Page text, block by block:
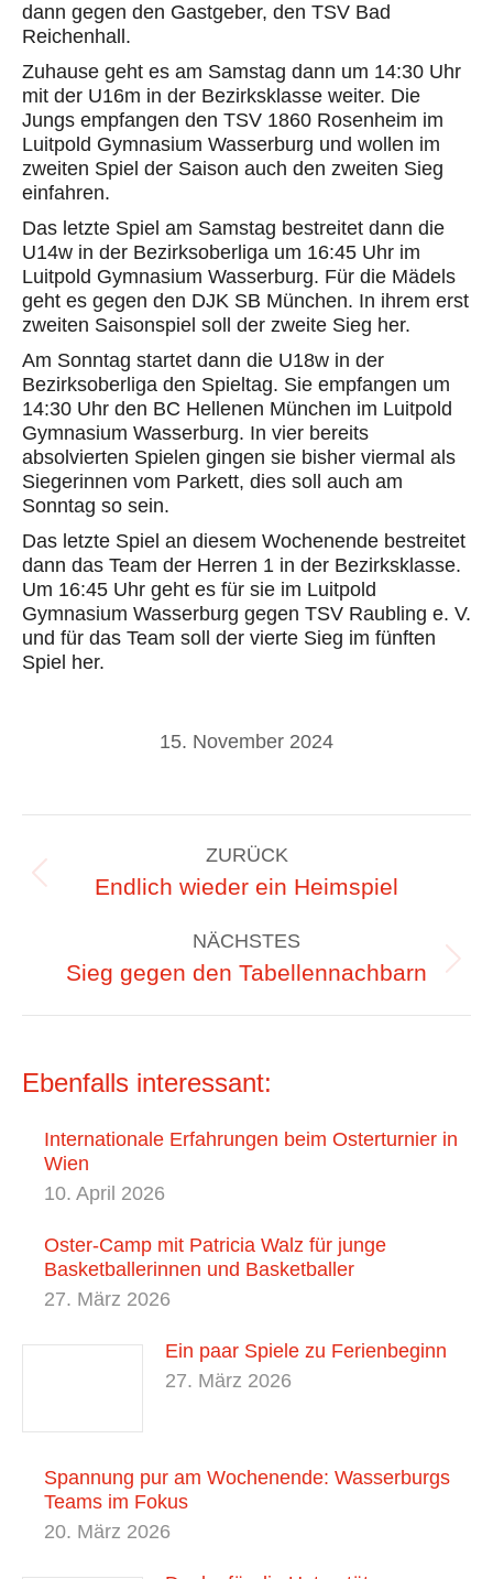
dann gegen den Gastgeber, den TSV Bad
Reichenhall.
Zuhause geht es am Samstag dann um 14:30 Uhr
mit der U16m in der Bezirksklasse weiter. Die
Jungs empfangen den TSV 1860 Rosenheim im
Luitpold Gymnasium Wasserburg und wollen im
zweiten Spiel der Saison auch den zweiten Sieg
einfahren.
Das letzte Spiel am Samstag bestreitet dann die
U14w in der Bezirksoberliga um 16:45 Uhr im
Luitpold Gymnasium Wasserburg. Für die Mädels
geht es gegen den DJK SB München. In ihrem erst
zweiten Saisonspiel soll der zweite Sieg her.
Am Sonntag startet dann die U18w in der
Bezirksoberliga den Spieltag. Sie empfangen um
14:30 Uhr den BC Hellenen München im Luitpold
Gymnasium Wasserburg. In vier bereits
absolvierten Spielen gingen sie bisher viermal als
Siegerinnen vom Parkett, dies soll auch am
Sonntag so sein.
Das letzte Spiel an diesem Wochenende bestreitet
dann das Team der Herren 1 in der Bezirksklasse.
Um 16:45 Uhr geht es für sie im Luitpold
Gymnasium Wasserburg gegen TSV Raubling e. V.
und für das Team soll der vierte Sieg im fünften
Spiel her.
15. November 2024
ZURÜCK
Vorheriger
Endlich wieder ein Heimspiel
NÄCHSTES
Nächster
Sieg gegen den Tabellennachbarn
Ebenfalls interessant:
Internationale Erfahrungen beim Osterturnier in
Wien
10. April 2026
Oster-Camp mit Patricia Walz für junge
Basketballerinnen und Basketballer
27. März 2026
Ein paar Spiele zu Ferienbeginn
27. März 2026
Spannung pur am Wochenende: Wasserburgs
Teams im Fokus
20. März 2026